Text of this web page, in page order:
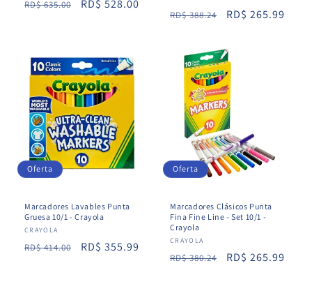
Precio
RD$ 635.00
Precio
RD$ 528.00
Precio
RD$ 388.24
Precio
oferta
RD$ 265.99
Oferta
Marcadores Lavables Punta
Gruesa 10/1 - Crayola
Proveedor:
CRAYOLA
Precio
RD$ 414.00
Precio
RD$ 355.99
Oferta
Marcadores Clásicos Punta
Fina Fine Line - Set 10/1 -
Crayola
Proveedor:
CRAYOLA
Precio
RD$ 380.24
Precio
RD$ 265.99